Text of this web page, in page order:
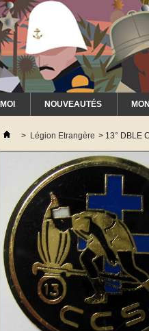
NOUVEAUTÉS
> Légion Etrangère > 13° DBLE